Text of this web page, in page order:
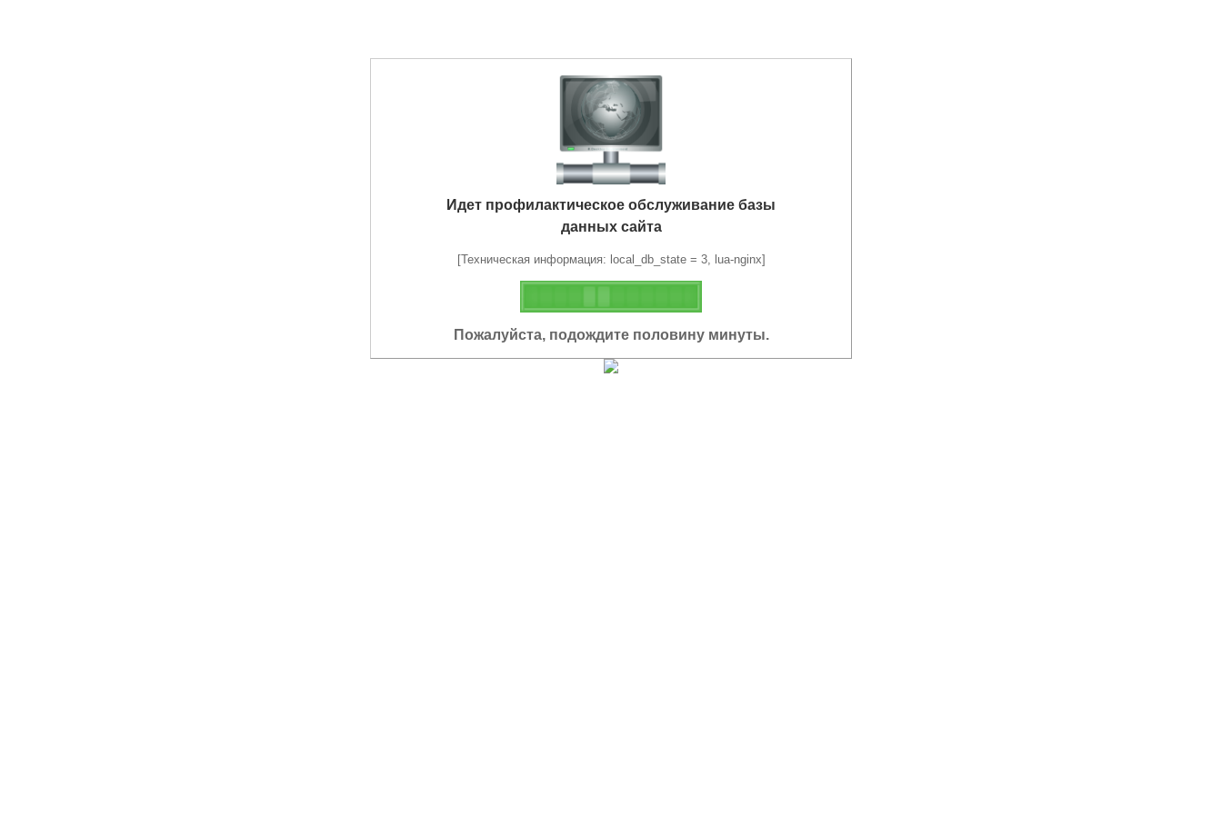
Идет профилактическое обслуживание базы
данных сайта
[Техническая информация: local_db_state = 3, lua-nginx]
Пожалуйста, подождите половину минуты.